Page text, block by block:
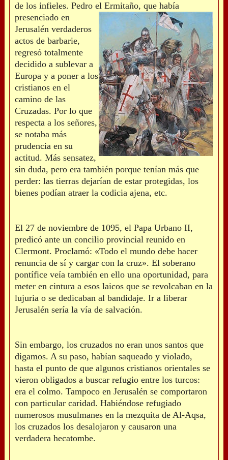
de los infieles. Pedro el Ermitaño, que había
presenciado en
Jerusalén verdaderos
actos de barbarie,
regresó totalmente
decidido a sublevar a
Europa y a poner a los
cristianos en el
camino de las
Cruzadas. Por lo que
respecta a los señores,
se notaba más
prudencia en su
actitud. Más sensatez,
sin duda, pero era también porque tenían más que
perder: las tierras dejarían de estar protegidas, los
bienes podían atraer la codicia ajena, etc.
El 27 de noviembre de 1095, el Papa Urbano II,
predicó ante un concilio provincial reunido en
Clermont. Proclamó: «Todo el mundo debe hacer
renuncia de sí y cargar con la cruz». El soberano
pontífice veía también en ello una oportunidad, para
meter en cintura a esos laicos que se revolcaban en la
lujuria o se dedicaban al bandidaje. Ir a liberar
Jerusalén sería la vía de salvación.
Sin embargo, los cruzados no eran unos santos que
digamos. A su paso, habían saqueado y violado,
hasta el punto de que algunos cristianos orientales se
vieron obligados a buscar refugio entre los turcos:
era el colmo. Tampoco en Jerusalén se comportaron
con particular caridad. Habiéndose refugiado
numerosos musulmanes en la mezquita de Al-Aqsa,
los cruzados los desalojaron y causaron una
verdadera hecatombe.